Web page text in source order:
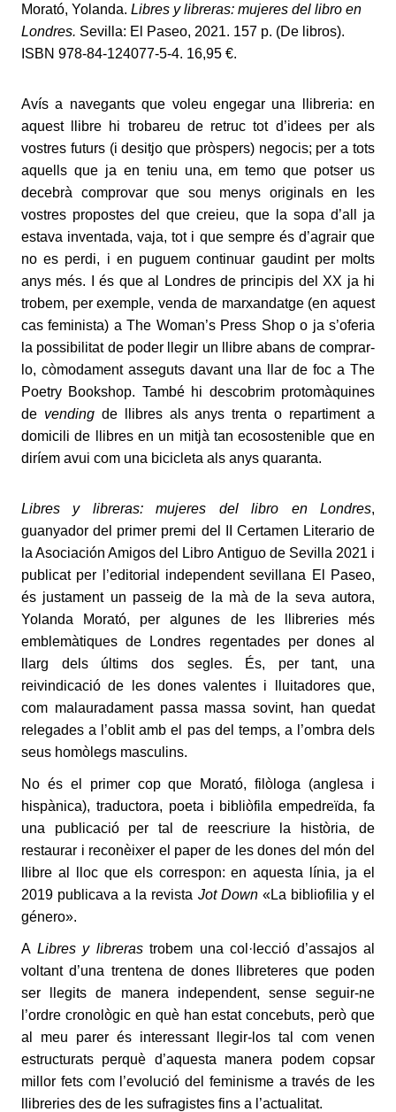
Morató, Yolanda. Libres y libreras: mujeres del libro en
Londres. Sevilla: El Paseo, 2021. 157 p. (De libros).
ISBN 978-84-124077-5-4. 16,95 €.
Avís a navegants que voleu engegar una llibreria: en
aquest llibre hi trobareu de retruc tot d’idees per als
vostres futurs (i desitjo que pròspers) negocis; per a tots
aquells que ja en teniu una, em temo que potser us
decebrà comprovar que sou menys originals en les
vostres propostes del que creieu, que la sopa d’all ja
estava inventada, vaja, tot i que sempre és d’agrair que
no es perdi, i en puguem continuar gaudint per molts
anys més. I és que al Londres de principis del XX ja hi
trobem, per exemple, venda de marxandatge (en aquest
cas feminista) a The Woman’s Press Shop o ja s’oferia
la possibilitat de poder llegir un llibre abans de comprar-
lo, còmodament asseguts davant una llar de foc a The
Poetry Bookshop. També hi descobrim protomàquines
de vendingde llibres als anys trenta o repartiment a
domicili de llibres en un mitjà tan ecosostenible que en
diríem avui com una bicicleta als anys quaranta.
Libres y libreras: mujeres del libro en Londres,
guanyador del primer premi del II Certamen Literario de
la Asociación Amigos del Libro Antiguo de Sevilla 2021 i
publicat per l’editorial independent sevillana El Paseo,
és justament un passeig de la mà de la seva autora,
Yolanda Morató, per algunes de les llibreries més
emblemàtiques de Londres regentades per dones al
llarg dels últims dos segles. És, per tant, una
reivindicació de les dones valentes i lluitadores que,
com malauradament passa massa sovint, han quedat
relegades a l’oblit amb el pas del temps, a l’ombra dels
seus homòlegs masculins.
No és el primer cop que Morató, filòloga (anglesa i
hispànica), traductora, poeta i bibliòfila empedreïda, fa
una publicació per tal de reescriure la història, de
restaurar i reconèixer el paper de les dones del món del
llibre al lloc que els correspon: en aquesta línia, ja el
2019 publicava a la revista Jot Down «La bibliofilia y el
género».
A Libres y librerastrobem una col·lecció d’assajos al
voltant d’una trentena de dones llibreteres que poden
ser llegits de manera independent, sense seguir-ne
l’ordre cronològic en què han estat concebuts, però que
al meu parer és interessant llegir-los tal com venen
estructurats perquè d’aquesta manera podem copsar
millor fets com l’evolució del feminisme a través de les
llibreries des de les sufragistes fins a l’actualitat.